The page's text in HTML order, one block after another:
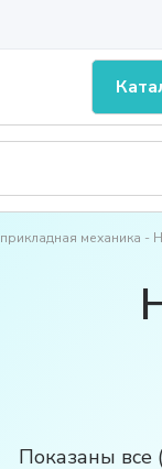
механика
Показаны все